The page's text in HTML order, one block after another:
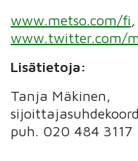
www.metso.com/fi
www.twitter.com/
Lisätietoja:
Tanja Mäkinen,
puh. 020 484 3117